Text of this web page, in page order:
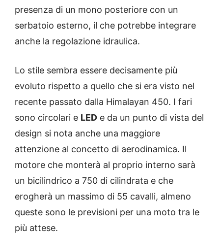
presenza di un mono posteriore con un
serbatoio esterno, il che potrebbe integrare
anche la regolazione idraulica.
Lo stile sembra essere decisamente più
evoluto rispetto a quello che si era visto nel
recente passato dalla Himalayan 450. I fari
sono circolari e LED e da un punto di vista del
design si nota anche una maggiore
attenzione al concetto di aerodinamica. Il
motore che monterà al proprio interno sarà
un bicilindrico a 750 di cilindrata e che
erogherà un massimo di 55 cavalli, almeno
queste sono le previsioni per una moto tra le
più attese.